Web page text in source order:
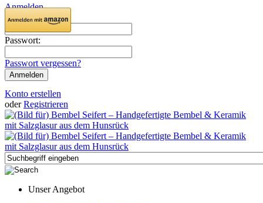
Anmelden
Email:
Passwort:
Passwort vergessen?
Konto erstellen
oder Registrieren
Unser Angebot